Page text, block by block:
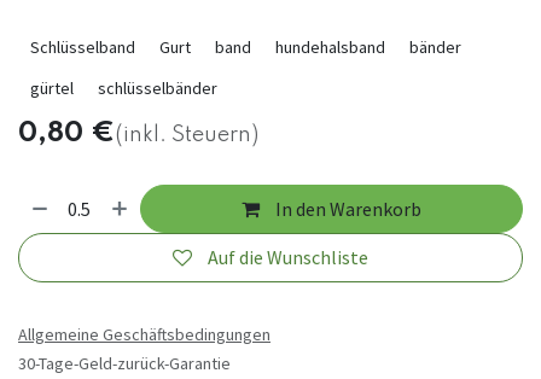
Schlüsselband Gurt band hundehalsband
bänder
gürtel
schlüsselbänder
0,80 €(inkl. Steuern)
In den Warenkorb
Auf die Wunschliste
Allgemeine Geschäftsbedingungen
30-Tage-Geld-zurück-Garantie